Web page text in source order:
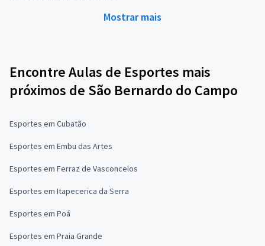
Mostrar mais
Encontre Aulas de Esportes mais
próximos de São Bernardo do Campo
Esportes em Cubatão
Esportes em Embu das Artes
Esportes em Ferraz de Vasconcelos
Esportes em Itapecerica da Serra
Esportes em Poá
Esportes em Praia Grande